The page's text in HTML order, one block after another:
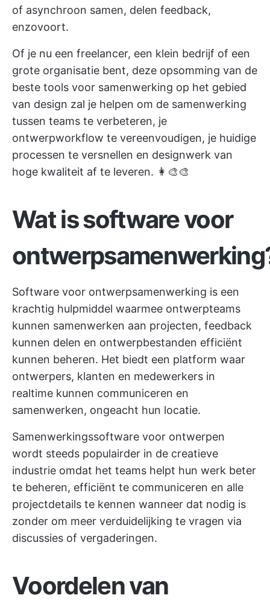
of asynchroon samen, delen feedback,
enzovoort.
Of je nu een freelancer, een klein bedrijf of een
grote organisatie bent, deze opsomming van de
beste tools voor samenwerking op het gebied
van design zal je helpen om de samenwerking
tussen teams te verbeteren, je
ontwerpworkflow te vereenvoudigen, je huidige
processen te versnellen en designwerk van
hoge kwaliteit af te leveren. 👩‍🎨🎨
Wat is software voor
Software voor ontwerpsamenwerking is een
krachtig hulpmiddel waarmee ontwerpteams
kunnen samenwerken aan projecten, feedback
kunnen delen en ontwerpbestanden efficiënt
kunnen beheren. Het biedt een platform waar
ontwerpers, klanten en medewerkers in
realtime kunnen communiceren en
samenwerken, ongeacht hun locatie.
Samenwerkingssoftware voor ontwerpen
wordt steeds populairder in de creatieve
industrie omdat het teams helpt hun werk beter
te beheren, efficiënt te communiceren en alle
projectdetails te kennen wanneer dat nodig is
zonder om meer verduidelijking te vragen via
discussies of vergaderingen.
Voordelen van